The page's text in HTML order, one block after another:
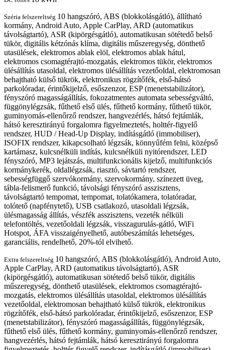
Széria felszereltség 10 hangszóró, ABS (blokkolásgátló), állítható
kormány, Android Auto, Apple CarPlay, ARD (automatikus
távolságtartó), ASR (kipörgésgátló), automatikusan sötétedő belső
tükör, digitális kétzónás klíma, digitális műszeregység, dönthető
utasülések, elektromos ablak elöl, elektromos ablak hátul,
elektromos csomagtérajtó-mozgatás, elektromos tükör, elektromos
ülésállítás utasoldal, elektromos ülésállítás vezetőoldal, elektromosan
behajtható külső tükrök, elektronikus rögzítőfék, első-hátsó
parkolóradar, érintőkijelző, esőszenzor, ESP (menetstabilizátor),
fényszóró magasságállítás, fokozatmentes automata sebességváltó,
függönylégzsák, fűthető első ülés, fűthető kormány, fűthető tükör,
guminyomás-ellenőrző rendszer, hangvezérlés, hátsó fejtámlák,
hátsó keresztirányú forgalomra figyelmeztetés, holttér-figyelő
rendszer, HUD / Head-Up Display, indításgátló (immobiliser),
ISOFIX rendszer, kikapcsolható légzsák, könnyűfém felni, középső
kartámasz, kulcsnélküli indítás, kulcsnélküli nyitórendszer, LED
fényszóró, MP3 lejátszás, multifunkcionális kijelző, multifunkciós
kormánykerék, oldallégzsák, riasztó, sávtartó rendszer,
sebességfüggő szervókormány, szervokormány, színezett üveg,
tábla-felismerő funkció, távolsági fényszóró asszisztens,
távolságtartó tempomat, tempomat, tolatókamera, tolatóradar,
tolótető (napfénytető), USB csatlakozó, utasoldali légzsák,
ülésmagasság állítás, vészfék asszisztens, vezeték nélküli
telefontöltés, vezetőoldali légzsák, visszagurulás-gátló, WiFi
Hotspot, ÁFA visszaigényelhető, autóbeszámítás lehetséges,
garanciális, rendelhető, 20%-tól elvihető.
Extra felszereltség 10 hangszóró, ABS (blokkolásgátló), Android Auto,
Apple CarPlay, ARD (automatikus távolságtartó), ASR
(kipörgésgátló), automatikusan sötétedő belső tükör, digitális
műszeregység, dönthető utasülések, elektromos csomagtérajtó-
mozgatás, elektromos ülésállítás utasoldal, elektromos ülésállítás
vezetőoldal, elektromosan behajtható külső tükrök, elektronikus
rögzítőfék, első-hátsó parkolóradar, érintőkijelző, esőszenzor, ESP
(menetstabilizátor), fényszóró magasságállítás, függönylégzsák,
fűthető első ülés, fűthető kormány, guminyomás-ellenőrző rendszer,
hangvezérlés, hátsó fejtámlák, hátsó keresztirányú forgalomra